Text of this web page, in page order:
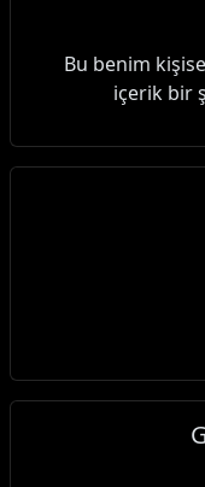
Bu benim
içerik bir